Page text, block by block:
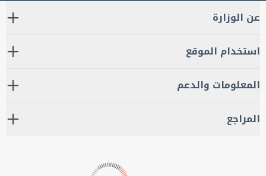
عن الوزارة
استخدام الموقع
المعلومات والدعم
المراجع